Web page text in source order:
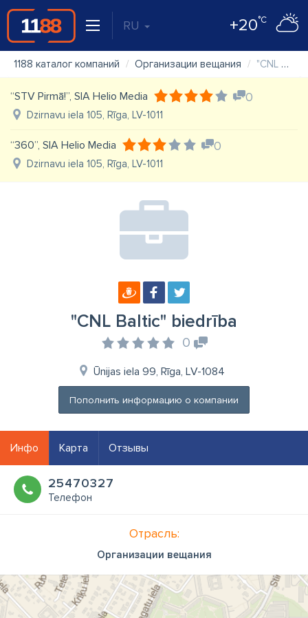
RU +20°C
1188 каталог компаний Организации вещания "CNL Baltic" biedrība
“STV Pirmā!”, SIA Helio Media 0
Dzirnavu iela 105, Rīga, LV-1011
“360”, SIA Helio Media 0
Dzirnavu iela 105, Rīga, LV-1011
"CNL Baltic" biedrība
0
Ūnijas iela 99, Rīga, LV-1084
Пополнить информацию о компании
Инфо Карта Отзывы
25470327
Телефон
Отрасль:
Организации вещания